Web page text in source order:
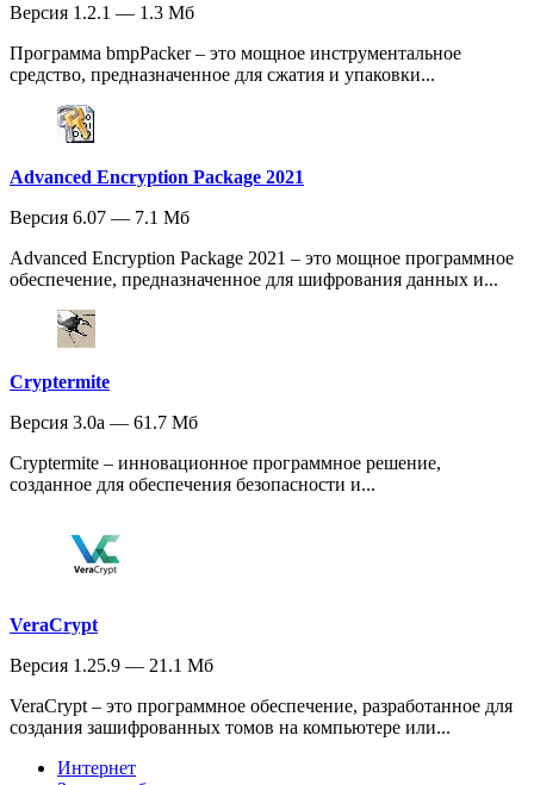
Версия 1.2.1 — 1.3 Мб
Программа bmpPacker – это мощное инструментальное
средство, предназначенное для сжатия и упаковки...
Advanced Encryption Package 2021
Версия 6.07 — 7.1 Мб
Advanced Encryption Package 2021 – это мощное программное
обеспечение, предназначенное для шифрования данных и...
Cryptermite
Версия 3.0a — 61.7 Мб
Cryptermite – инновационное программное решение,
созданное для обеспечения безопасности и...
VeraCrypt
Версия 1.25.9 — 21.1 Мб
VeraCrypt – это программное обеспечение, разработанное для
создания зашифрованных томов на компьютере или...
Интернет